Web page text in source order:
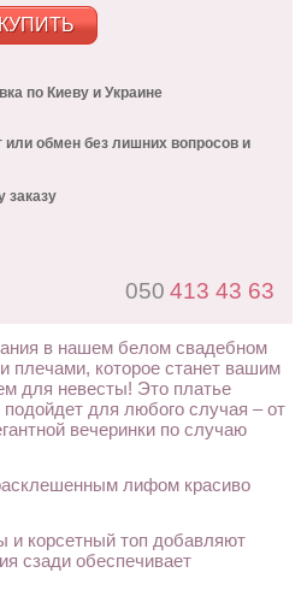
по Киеву и Украине
или обмен без лишних вопросов и
заказу
050 413 43 63
в нашем белом свадебном
плечами, которое станет вашим
для невесты! Это платье
для любого случая – от
вечеринки по случаю
лифом красиво
корсетный топ добавляют
сзади обеспечивает